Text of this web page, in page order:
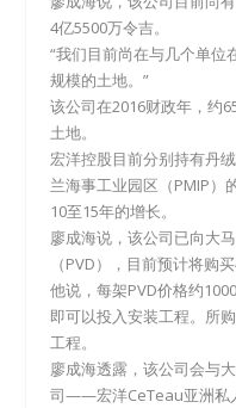
4亿5500万令吉。
“我们目前尚在与几个单位
规模的土地。”
该公司在2016财政年，约
土地。
宏洋控股目前分别持有丹
兰海事工业园区（PMIP）
10至15年的增长。
廖成海说，该公司已向大
（PVD），目前预计将购
他说，每架PVD价格约
即可以投入安装工程。所
工程。
廖成海透露，该公司会与
司——宏洋CeTeau亚洲私